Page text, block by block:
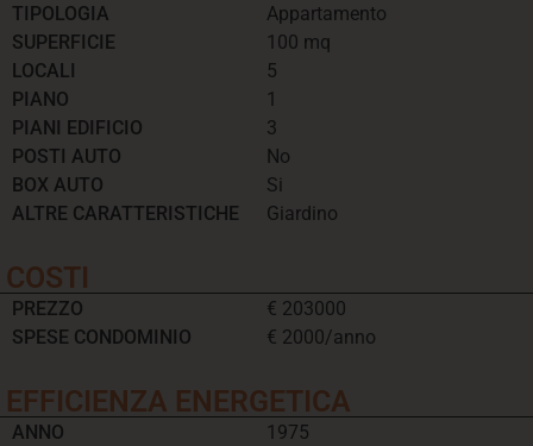
TIPOLOGIA
SUPERFICIE
LOCALI
PIANO
PIANI EDIFICIO
POSTI AUTO
BOX AUTO
ALTRE CARATTERISTICHE
Appartamento
100 mq
5
1
3
No
Si
Giardino
COSTI
PREZZO
SPESE CONDOMINIO
€ 203000
€ 2000/anno
EFFICIENZA ENERGETICA
ANNO
1975